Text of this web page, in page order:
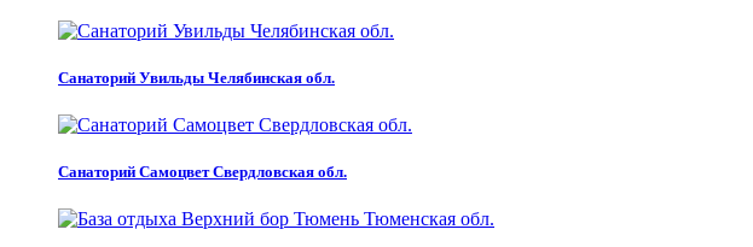
Санаторий Увильды Челябинская обл.
Санаторий Самоцвет Свердловская обл.